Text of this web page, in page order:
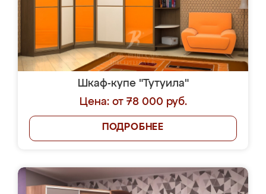
Шкаф-купе "Тутуила"
Цена: от 78 000 руб.
ПОДРОБНЕЕ